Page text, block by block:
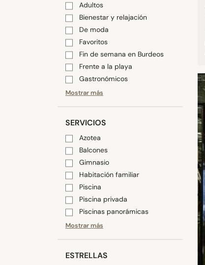
Adultos
Bienestar y relajación
De moda
Favoritos
Fin de semana en Burdeos
Frente a la playa
Gastronómicos
Mostrar más
SERVICIOS
Azotea
Balcones
Gimnasio
Habitación familiar
Piscina
Piscina privada
Piscinas panorámicas
Mostrar más
ESTRELLAS